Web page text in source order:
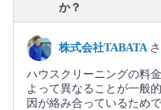
か？
株式会社TABATA
ハウスクリーニングの料
よって異なることが一般
因が絡み合っているため